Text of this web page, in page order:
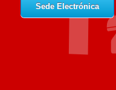
Sede Electrónica